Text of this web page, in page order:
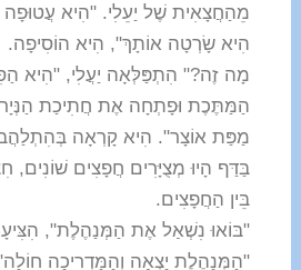
מֵהַחֲצָאִית שֶׁל יַעֵלִי. "הִיא עֲטוּפָה
הִיא שָׂרְטָה אוֹתָךְ", הִיא הוֹסִיפָה.
מָה זֶה?" הִתְפַּלְּאָה יַעֲלִי, "הִיא
הַמַּתֶּכֶת וּפָתְחָה אֶת חֲתִיכַת
מַפַּת אוֹצָר". הִיא קָרְאָה
בַּדַּף הָיוּ מְצֻיָּרִים חֲפָצִים שׁוֹנִים,
בֵּין הַחֲפָצִים.
"בּוֹאוּ נִשְׁאַל אֶת הַמְּנַהֶלֶת",
"הַמְּנַהֶלֶת יָצְאָה וְהַמַּדְרִיכָה